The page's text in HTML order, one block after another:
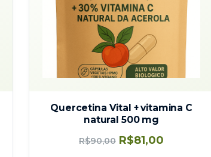
Quercetina Vital + vitamina C
natural 500 mg
R$90,00 R$81,00